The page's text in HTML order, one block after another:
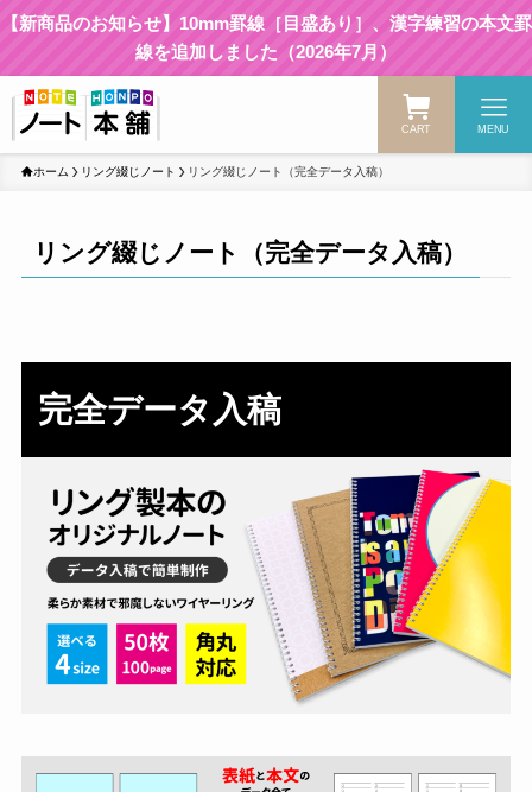
【新商品のお知らせ】10mm罫線［目盛あり］、漢字練習の本文罫
線を追加しました（2026年7月）
CART MENU
ホーム リング綴じノート リング綴じノート（完全データ入稿）
リング綴じノート（完全データ入稿）
完全データ入稿